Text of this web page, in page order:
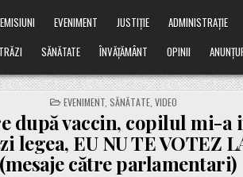
EMISIUNI EVENIMENT JUSTIȚIE ADMINISTRAȚIE
SĂNĂTATE ÎNVĂȚĂMÂNT OPINII
POSTED
IN
EVENIMENT SĂNĂTATE ,VIDEO
după vaccin, copilul mi-a
legea, EU NU TE VOTEZ
(mesaje către parlamentari)